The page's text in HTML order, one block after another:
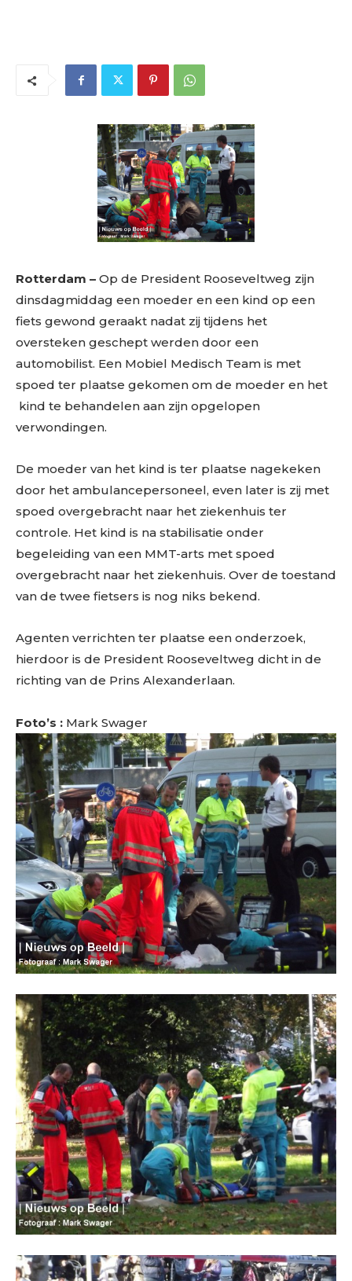
Rotterdam – Op de President Rooseveltweg zijn
dinsdagmiddag een moeder en een kind op een
fiets gewond geraakt nadat zij tijdens het
oversteken geschept werden door een
automobilist. Een Mobiel Medisch Team is met
spoed ter plaatse gekomen om de moeder en het
kind te behandelen aan zijn opgelopen
verwondingen.
De moeder van het kind is ter plaatse nagekeken
door het ambulancepersoneel, even later is zij met
spoed overgebracht naar het ziekenhuis ter
controle. Het kind is na stabilisatie onder
begeleiding van een MMT-arts met spoed
overgebracht naar het ziekenhuis. Over de toestand
van de twee fietsers is nog niks bekend.
Agenten verrichten ter plaatse een onderzoek,
hierdoor is de President Rooseveltweg dicht in de
richting van de Prins Alexanderlaan.
Foto’s : Mark Swager